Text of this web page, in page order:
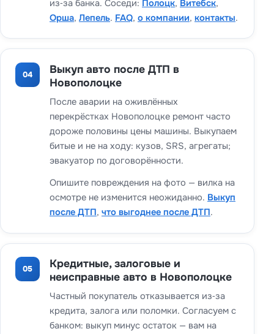
из‑за банка. Соседи: Полоцк, Витебск,
Орша, Лепель. FAQ, о компании, контакты.
04
Выкуп авто после ДТП в
Новополоцке
После аварии на оживлённых
перекрёстках Новополоцке ремонт часто
дороже половины цены машины. Выкупаем
битые и не на ходу: кузов, SRS, агрегаты;
эвакуатор по договорённости.
Опишите повреждения на фото — вилка на
осмотре не изменится неожиданно. Выкуп
после ДТП, что выгоднее после ДТП.
05
Кредитные, залоговые и
неисправные авто в Новополоцке
Частный покупатель отказывается из‑за
кредита, залога или поломки. Согласуем с
банком: выкуп минус остаток — вам на